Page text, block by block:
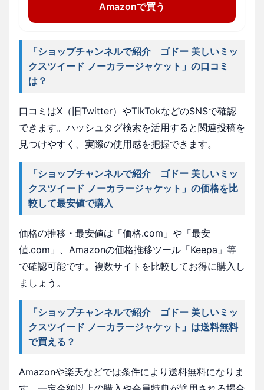
Amazonで買う
「ショップチャンネルで紹介 ゴドー 美しいミッ
クスツイード ノーカラージャケット」の口コミ
は？
口コミはX（旧Twitter）やTikTokなどのSNSで確認
できます。ハッシュタグ検索を活用すると関連投稿を
見つけやすく、実際の使用感を把握できます。
「ショップチャンネルで紹介 ゴドー 美しいミッ
クスツイード ノーカラージャケット」の価格を比
較して最安値で購入
価格の推移・最安値は「価格.com」や「最安
値.com」、Amazonの価格推移ツール「Keepa」等
で確認可能です。複数サイトを比較してお得に購入し
ましょう。
「ショップチャンネルで紹介 ゴドー 美しいミッ
クスツイード ノーカラージャケット」は送料無料
で買える？
Amazonや楽天などでは条件により送料無料になりま